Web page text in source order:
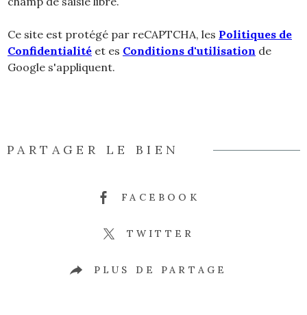
Ce site est protégé par reCAPTCHA, les Politiques de
Confidentialité et es Conditions d'utilisation de
Google s'appliquent.
PARTAGER LE BIEN
FACEBOOK
TWITTER
PLUS DE PARTAGE